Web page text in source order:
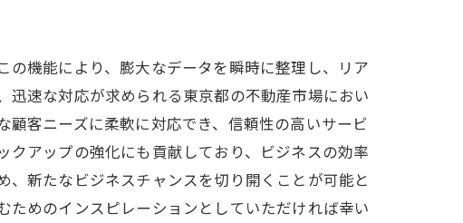
機能により、膨大なデータを瞬時に整理し、リア
速な対応が求められる東京都の不動産市場におい
客ニーズに柔軟に対応でき、信頼性の高いサービ
クアップの強化にも貢献しており、ビジネスの効率
新たなビジネスチャンスを切り開くことが可能と
ためのインスピレーションとしていただければ幸い